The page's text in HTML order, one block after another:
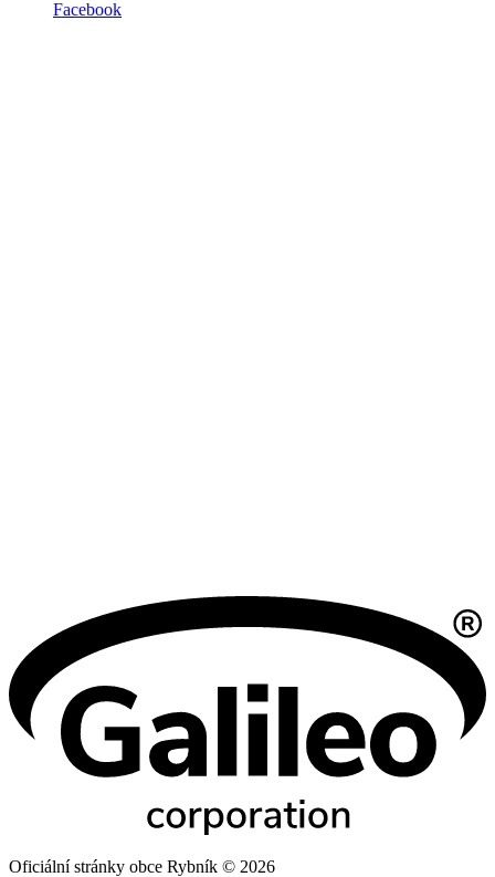
Facebook
Oficiální stránky obce Rybník © 2026